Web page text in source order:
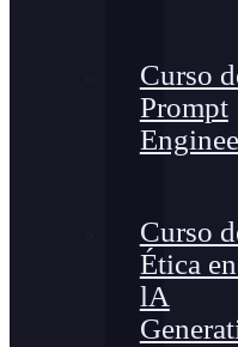
Curso
Prompt
Curso
Ética
lA